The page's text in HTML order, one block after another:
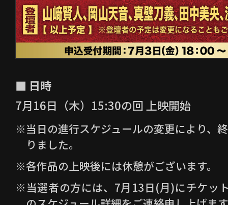
免責事項
・当社は、理由の如何を問わず（当社の
合を除きます）、応募または投稿内
す。
・本キャンペーンはX(旧Twitter)、
害やエラーが発生する可能性がござい
るいかなる損害についても、当社は一
・X(旧Twitter)のご利用にあたっては、
認ください。
■ 日時
7月16日（木）15:30の回 上映開始
※当日の進行スケジュールの変更により、
りました。
※各作品の上映後には休憩がございます。
※当選者の方には、7月13日(月)にチケッ